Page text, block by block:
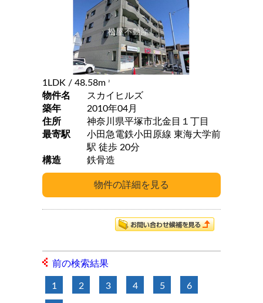
1LDK / 48.58m 2
物件名
スカイヒルズ
築年
2010年04月
住所
神奈川県平塚市北金目１丁目
最寄駅
小田急電鉄小田原線 東海大学前
駅 徒歩 20分
構造
鉄骨造
前の検索結果
1 2 3 4 5 6